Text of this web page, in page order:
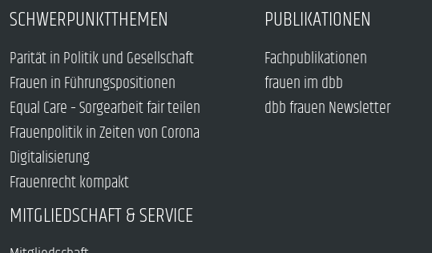
SCHWERPUNKTTHEMEN
Parität in Politik und Gesellschaft
Frauen in Führungspositionen
Equal Care – Sorgearbeit fair teilen
Frauenpolitik in Zeiten von Corona
Digitalisierung
Frauenrecht kompakt
PUBLIKATIONEN
Fachpublikationen
frauen im dbb
dbb frauen Newsletter
MITGLIEDSCHAFT & SERVICE